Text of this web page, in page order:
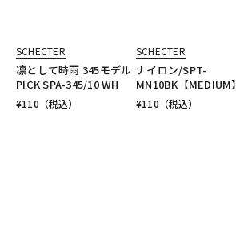
SCHECTER
凛として時雨 345モデル
PICK SPA-345/10 WH
¥110 （税込）
SCHECTER
ナイロン/SPT-
MN10BK【MEDIUM】
¥110 （税込）